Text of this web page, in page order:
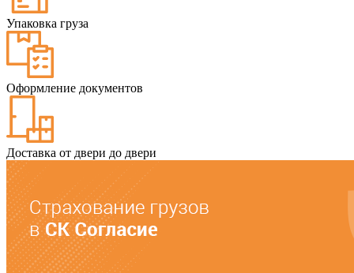
Упаковка груза
Оформление документов
Доставка от двери до двери